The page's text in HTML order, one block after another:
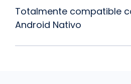
Totalmente compatible
Android Nativo